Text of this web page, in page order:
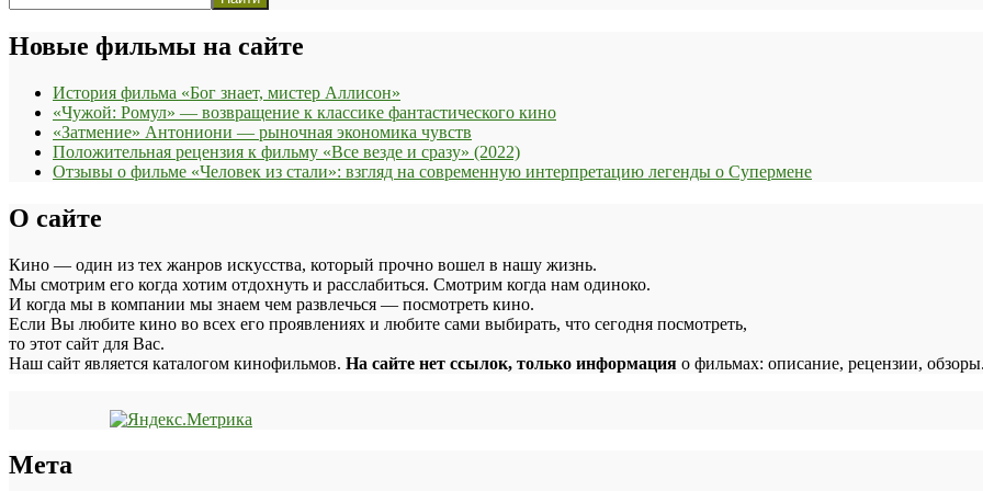
Новые фильмы на сайте
История фильма «Бог знает, мистер Аллисон»
«Чужой: Ромул» — возвращение к классике фантастического кино
«Затмение» Антониони — рыночная экономика чувств
Положительная рецензия к фильму «Все везде и сразу» (2022)
Отзывы о фильме «Человек из стали»: взгляд на современную интерпретацию легенды о Супермене
О сайте
Кино — один из тех жанров искусства, который прочно вошел в нашу жизнь.
Мы смотрим его когда хотим отдохнуть и расслабиться. Смотрим когда нам одиноко.
И когда мы в компании мы знаем чем развлечься — посмотреть кино.
Если Вы любите кино во всех его проявлениях и любите сами выбирать, что сегодня посмотреть,
то этот сайт для Вас.
Наш сайт является каталогом кинофильмов. На сайте нет ссылок, только информация о фильмах: описание, рецензии,
Мета